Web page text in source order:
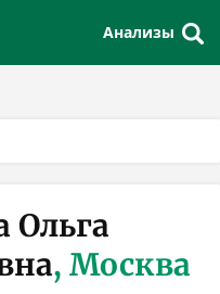
Анализы
, Москва